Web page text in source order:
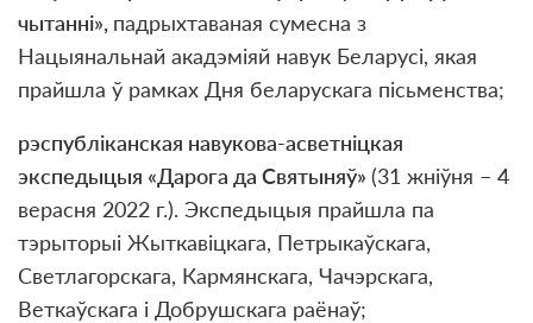
чытанні», падрыхтаваная сумесна з
Нацыянальнай акадэміяй навук Беларусі, якая
прайшла ў рамках Дня беларускага пісьменства;
рэспубліканская навукова-асветніцкая
экспедыцыя «Дарога да Святыняў» (31 жніўня – 4
верасня 2022 г.). Экспедыцыя прайшла па
тэрыторыі Жыткавіцкага, Петрыкаўскага,
Светлагорскага, Кармянскага, Чачэрскага,
Веткаўскага і Добрушскага раёнаў;